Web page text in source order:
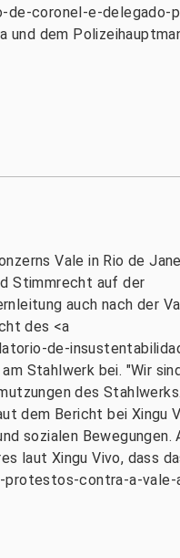
coronel-e-delegado-
dem
Vale in Rio de
Stimmrecht auf der
auch nach der
des <a
de-
Stahlwerk bei. "Wir
des
dem Bericht bei Xingu
sozialen Bewegungen.
laut Xingu Vivo, dass
protestos-contra-a-